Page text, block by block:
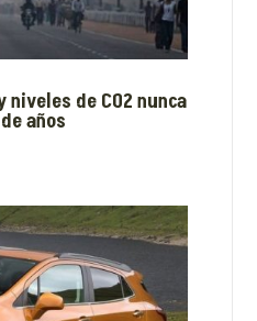
niveles de CO2 nunca
años